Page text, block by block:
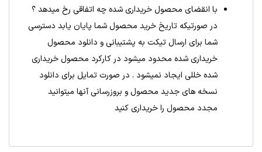
با انقضای محصول خریداری شده چه اتفاقی رخ میدهد ؟
در صورتیکه تاریخ خرید محصول شما پایان یابد دسترسی
شما برای ارسال تیکت به پشتیبانی و دانلود محصول
خریداری شده محدود میشود در کارکرد محصول خریداری
شده خللی ایجاد نمیشود . در صورت تمایل برای دانلود
نسخه های جدید محصول و بروزرسانی آنها میتوانید
مجدد محصول را خریداری کنید